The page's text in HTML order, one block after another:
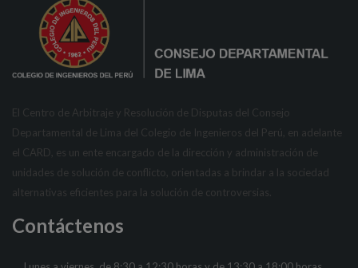
El Centro de Arbitraje y Resolución de Disputas del Consejo
Departamental de Lima del Colegio de Ingenieros del Perú, en adelante
el CARD, es un ente encargado de la dirección y administración de
unidades de solución de conflicto, orientadas a brindar a la sociedad
alternativas eficientes para la solución de controversias.
Contáctenos